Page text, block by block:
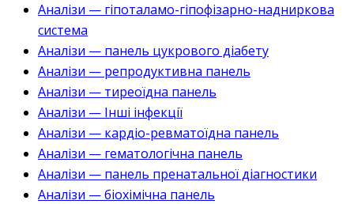
Аналізи — гіпоталамо-гіпофізарно-надниркова
система
Аналізи — панель цукрового діабету
Аналізи — репродуктивна панель
Аналізи — тиреоїдна панель
Аналізи — Інші інфекції
Аналізи — кардіо-ревматоїдна панель
Аналізи — гематологічна панель
Аналізи — панель пренатальної діагностики
Аналізи — біохімічна панель